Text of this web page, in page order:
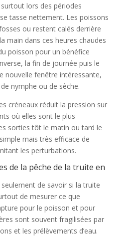
lors des périodes
tasse nettement. Les poissons
ou restent calés derrière
main dans ces heures chaudes
poisson pour un bénéfice
la fin de journée puis le
nouvelle fenêtre intéressante,
nymphe ou de sèche.
créneaux réduit la pression sur
où elles sont le plus
sorties tôt le matin ou tard le
mais très efficace de
les perturbations.
de la pêche de la truite en
seulement de savoir si la truite
de mesurer ce que
pour le poisson et pour
sont souvent fragilisées par
et les prélèvements d’eau.